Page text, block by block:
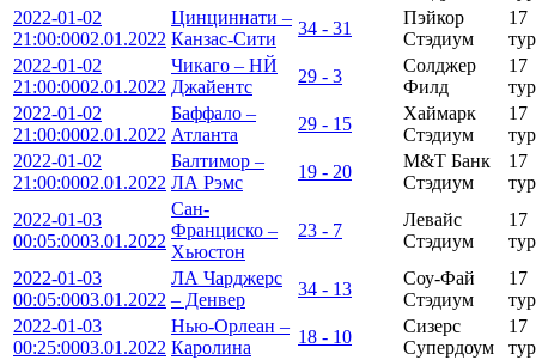
2022-01-02
21:00:0002.01.2022
Цинциннати –
Канзас-Сити
34 - 31
Пэйкор
Стэдиум
17
тур
2022-01-02
21:00:0002.01.2022
Чикаго – НЙ
Джайентс
29 - 3
Солджер
Филд
17
тур
2022-01-02
21:00:0002.01.2022
Баффало –
Атланта
29 - 15
Хаймарк
Стэдиум
17
тур
2022-01-02
21:00:0002.01.2022
Балтимор –
ЛА Рэмс
19 - 20
М&Т Банк
Стэдиум
17
тур
2022-01-03
00:05:0003.01.2022
Сан-
Франциско –
Хьюстон
23 - 7
Левайс
Стэдиум
17
тур
2022-01-03
00:05:0003.01.2022
ЛА Чарджерс
– Денвер
34 - 13
Соу-Фай
Стэдиум
17
тур
2022-01-03
00:25:0003.01.2022
Нью-Орлеан –
Каролина
18 - 10
Сизерс
Супердоум
17
тур